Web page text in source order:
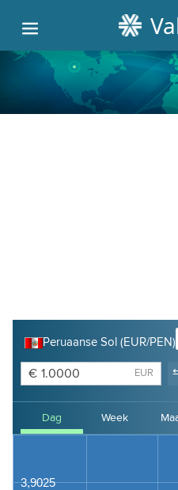
ALLE WISSELKOERSEN
Peruaanse Sol (EUR/PEN)
€ EUR
Dag Week
3,9025